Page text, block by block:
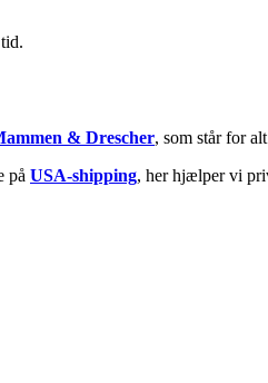
& Drescher, som står for
på USA-shipping, her hjælper vi